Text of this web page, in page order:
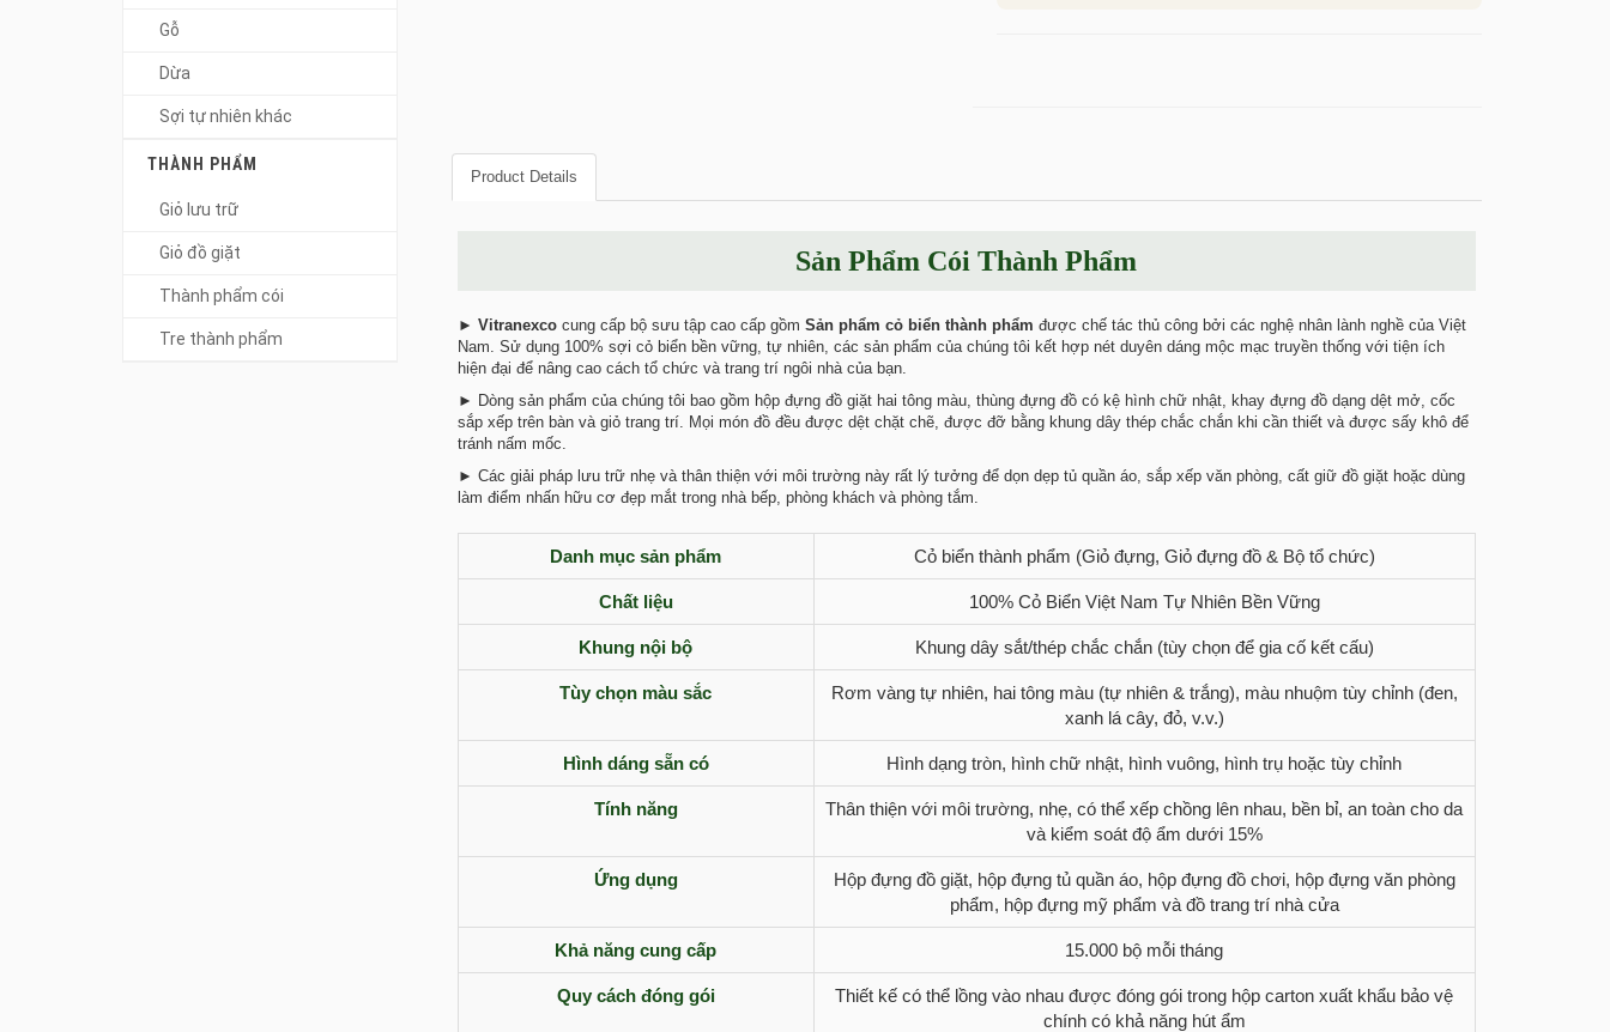
Product Details
Sản Phẩm Cói Thành Phẩm
► Vitranexcocung cấp bộ sưu tập cao cấp gồm Sản phẩm cỏ biển thành phẩm được chế tác thủ công bởi các nghệ nhân lành nghề của Việt
Nam. Sử dụng 100% sợi cỏ biển bền vững, tự nhiên, các sản phẩm của chúng tôi kết hợp nét duyên dáng mộc mạc truyền thống với tiện ích
hiện đại để nâng cao cách tổ chức và trang trí ngôi nhà của bạn.
► Dòng sản phẩm của chúng tôi bao gồm hộp đựng đồ giặt hai tông màu, thùng đựng đồ có kệ hình chữ nhật, khay đựng đồ dạng dệt mở, cốc
sắp xếp trên bàn và giỏ trang trí. Mọi món đồ đều được dệt chặt chẽ, được đỡ bằng khung dây thép chắc chắn khi cần thiết và được sấy khô để
tránh nấm mốc.
► Các giải pháp lưu trữ nhẹ và thân thiện với môi trường này rất lý tưởng để dọn dẹp tủ quần áo, sắp xếp văn phòng, cất giữ đồ giặt hoặc dùng
làm điểm nhấn hữu cơ đẹp mắt trong nhà bếp, phòng khách và phòng tắm.
Danh mục sản phẩm Cỏ biển thành phẩm (Giỏ đựng, Giỏ đựng đồ & Bộ tổ chức)
Chất liệu 100% Cỏ Biển Việt Nam Tự Nhiên Bền Vững
Khung nội bộ Khung dây sắt/thép chắc chắn (tùy chọn để gia cố kết cấu)
Tùy chọn màu sắc
Rơm vàng tự nhiên, hai tông màu (tự nhiên & trắng), màu nhuộm tùy chỉnh (đen,
xanh lá cây, đỏ, v.v.)
Hình dáng sẵn có Hình dạng tròn, hình chữ nhật, hình vuông, hình trụ hoặc tùy chỉnh
Tính năng
Thân thiện với môi trường, nhẹ, có thể xếp chồng lên nhau, bền bỉ, an toàn cho da
và kiểm soát độ ẩm dưới 15%
Ứng dụng
Hộp đựng đồ giặt, hộp đựng tủ quần áo, hộp đựng đồ chơi, hộp đựng văn phòng
phẩm, hộp đựng mỹ phẩm và đồ trang trí nhà cửa
Khả năng cung cấp 15.000 bộ mỗi tháng
Quy cách đóng gói
Thiết kế có thể lồng vào nhau được đóng gói trong hộp carton xuất khẩu bảo vệ
chính có khả năng hút ẩm
Gỗ
Dừa
Sợi tự nhiên khác
THÀNH PHẨM
Giỏ lưu trữ
Giỏ đồ giặt
Thành phẩm cói
Tre thành phẩm